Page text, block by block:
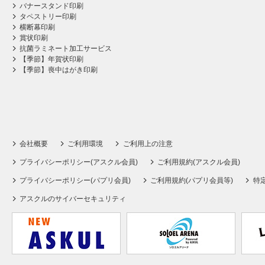
バナースタンド印刷
タペストリー印刷
横断幕印刷
賞状印刷
抗菌ラミネート加工サービス
【季節】年賀状印刷
【季節】喪中はがき印刷
会社概要 ご利用環境 ご利用上の注意
プライバシーポリシー(アスクル会員) ご利用規約(アスクル会員)
プライバシーポリシー(パプリ会員) ご利用規約(パプリ会員等) 特
アスクルのサイバーセキュリティ